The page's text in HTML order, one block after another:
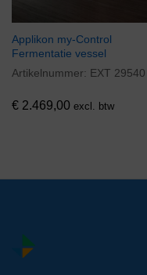
Applikon my-Control
Fermentatie vessel
Artikelnummer: EXT 29540
€ 2.469,00 excl. btw